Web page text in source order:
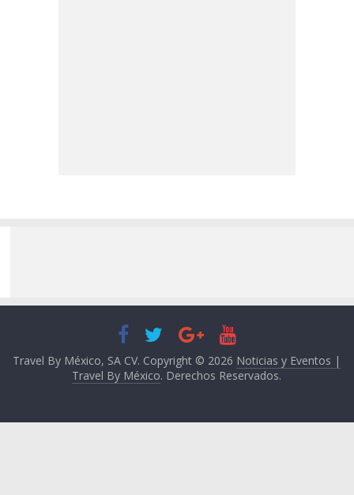
Travel By México, SA CV. Copyright © 2026 Noticias y Eventos |
Travel By México. Derechos Reservados.